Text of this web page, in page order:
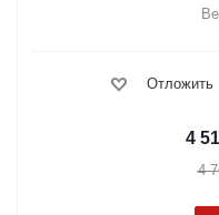
Отложить
4
4